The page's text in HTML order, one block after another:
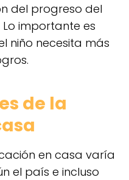
del progreso del
importante es
niño necesita más
de la
en casa varía
el país e incluso